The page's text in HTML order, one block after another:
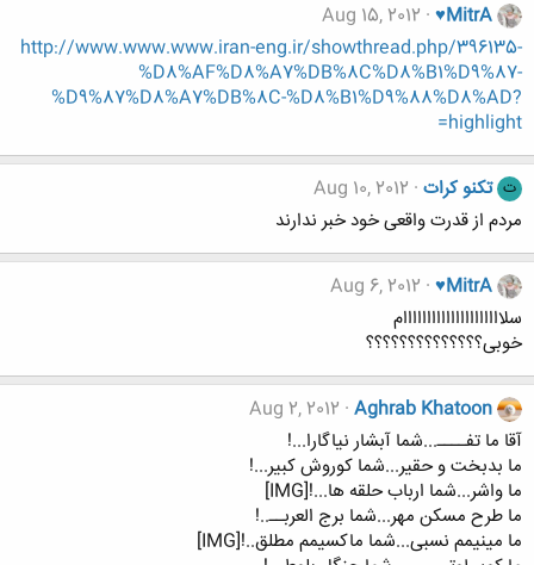
♥MitrA
Aug 15, 2012
http://www.www.www.iran-eng.ir/showthread.php/396135-
%D8%AF%D8%A7%DB%8C%D8%B1%D9%87-
%D9%87%D8%A7%DB%8C-%D8%B1%D9%88%D8%AD?
highlight=
ت تکنو کرات Aug 10, 2012
مردم از قدرت واقعی خود خبر ندارند
♥MitrA
Aug 6, 2012
سلااااااااااااااااااااام
خوبی؟؟؟؟؟؟؟؟؟؟؟؟؟؟
Aghrab Khatoon
Aug 2, 2012
آقا ما تفــــ...شما آبشار نیاگارا...!
ما بدبخت و حقیر...شما کوروش کبیر...!
ما واشر...شما ارباب حلقه ها...![IMG]
ما طرح مسکن مهر...شما برج العربــ..!
ما مینیمم نسبی...شما ماکسیمم مطلق..![IMG]